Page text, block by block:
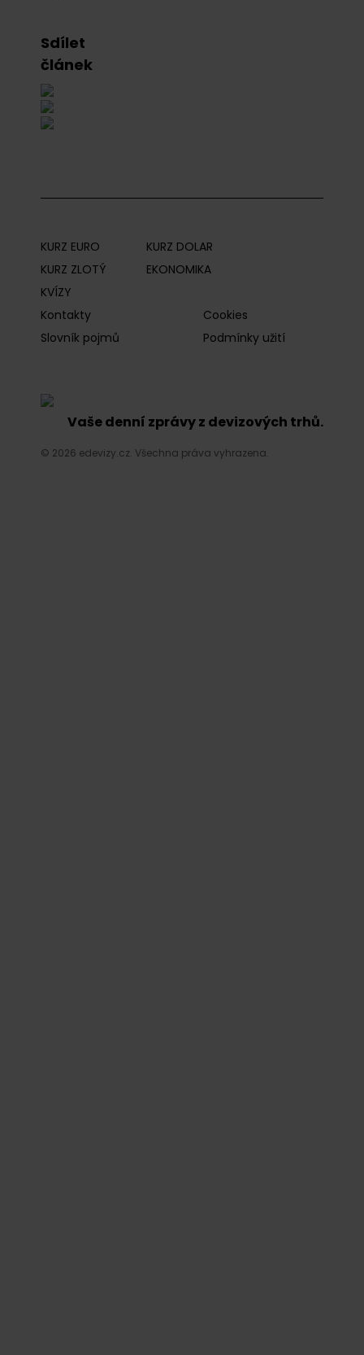
Sdílet
článek
KURZ EURO
KURZ DOLAR
KURZ ZLOTÝ
EKONOMIKA
KVÍZY
Kontakty
Cookies
Slovník pojmů
Podmínky užití
Vaše denní zprávy z devizových trhů.
© 2026 edevizy.cz. Všechna práva vyhrazena.